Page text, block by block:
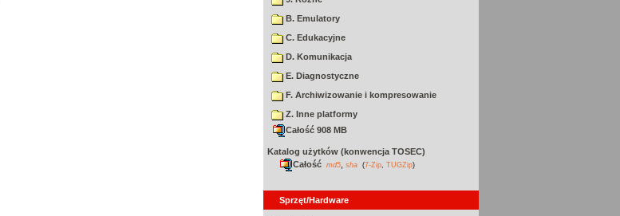
B. Emulatory
C. Edukacyjne
D. Komunikacja
E. Diagnostyczne
F. Archiwizowanie i kompresowanie
Z. Inne platformy
Całość 908 MB
Katalog użytków (konwencja TOSEC)
Całość md5 sha (7-Zip TUGZip)
Sprzęt/Hardware